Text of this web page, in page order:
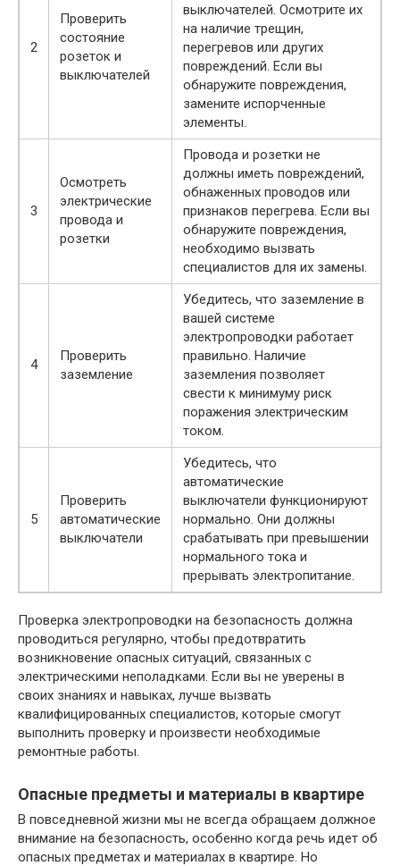
2
Проверить
состояние
розеток и
выключателей
выключателей. Осмотрите их
на наличие трещин,
перегревов или других
повреждений. Если вы
обнаружите повреждения,
замените испорченные
элементы.
3
Осмотреть
электрические
провода и
розетки
Провода и розетки не
должны иметь повреждений,
обнаженных проводов или
признаков перегрева. Если вы
обнаружите повреждения,
необходимо вызвать
специалистов для их замены.
4
Проверить
заземление
Убедитесь, что заземление в
вашей системе
электропроводки работает
правильно. Наличие
заземления позволяет
свести к минимуму риск
поражения электрическим
током.
5
Проверить
автоматические
выключатели
Убедитесь, что
автоматические
выключатели функционируют
нормально. Они должны
срабатывать при превышении
нормального тока и
прерывать электропитание.
Проверка электропроводки на безопасность должна
проводиться регулярно, чтобы предотвратить
возникновение опасных ситуаций, связанных с
электрическими неполадками. Если вы не уверены в
своих знаниях и навыках, лучше вызвать
квалифицированных специалистов, которые смогут
выполнить проверку и произвести необходимые
ремонтные работы.
Опасные предметы и материалы в квартире
В повседневной жизни мы не всегда обращаем должное
внимание на безопасность, особенно когда речь идет об
опасных предметах и материалах в квартире. Но